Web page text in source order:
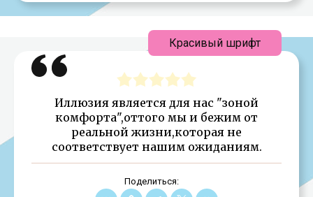
Иллюзия является для нас "зоной
комфорта",оттого мы и бежим от
реальной жизни,которая не
соответствует нашим ожиданиям.
Поделиться:
Красивый шрифт